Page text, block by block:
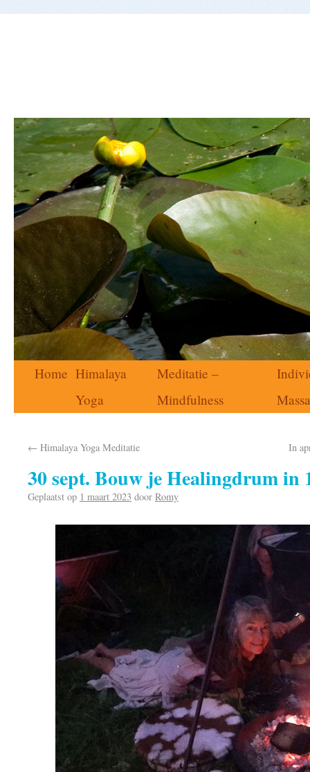
Home Himalaya
Yoga
Meditatie –
Mindfulness
← Himalaya Yoga Meditatie In
30 sept. Bouw je Healingdrum in
Geplaatst op 1 maart 2023 door Romy